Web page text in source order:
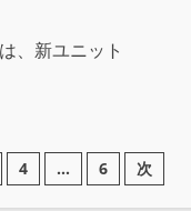
、新ユニット
4 … 6 次